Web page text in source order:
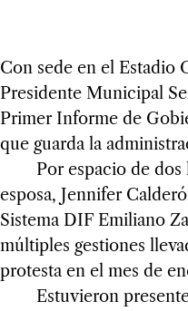
Con sede en el Estadio
Presidente Municipal
Primer Informe de
que guarda la
Por espacio de dos
esposa, Jennifer
Sistema DIF Emiliano
múltiples gestiones
protesta en el mes de
Estuvieron presentes